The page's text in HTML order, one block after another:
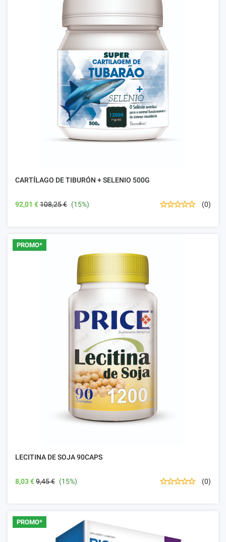
CARTÍLAGO DE TIBURÓN + SELENIO 500G
92,01 €108,25 € (15%) (0)
PROMO*
LECITINA DE SOJA 90CAPS
8,03 €9,45 € (15%) (0)
PROMO*